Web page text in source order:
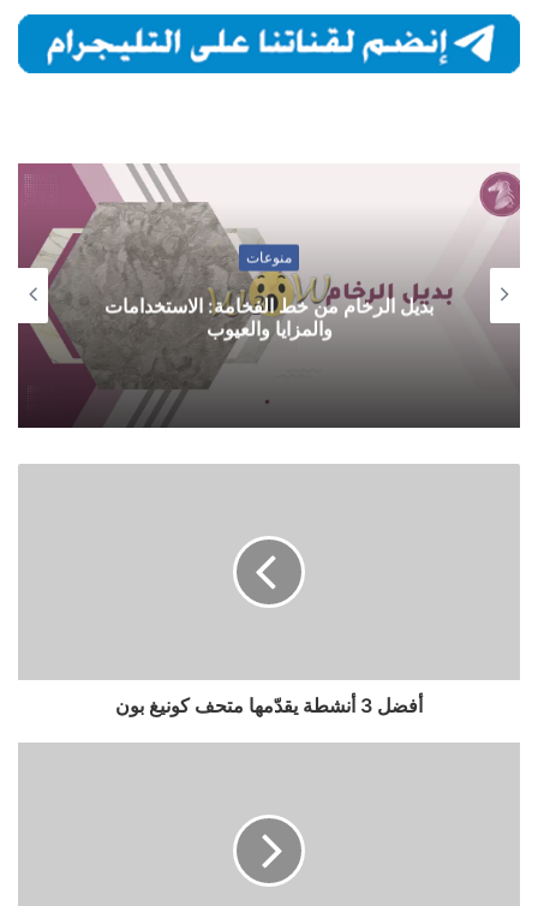
منوعات
بديل الرخام من خط الفخامة: الاستخدامات
والمزايا والعيوب
أفضل 3 أنشطة يقدّمها متحف كونيغ بون